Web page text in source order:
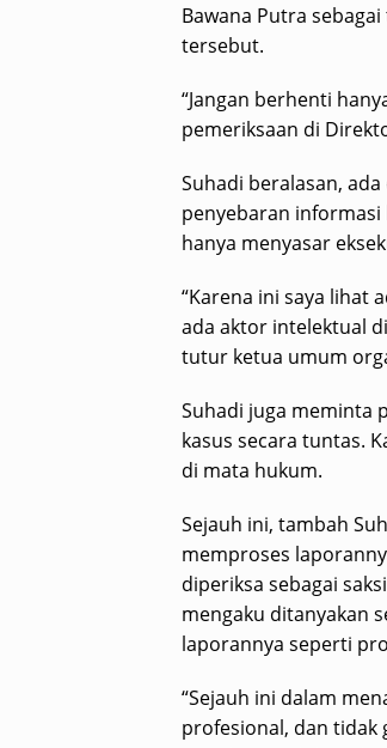
Bawana Putra
tersebut.
“Jangan berhenti
pemeriksaan di
Suhadi beralasan,
penyebaran informasi
hanya menyasar
“Karena ini saya lihat
ada aktor intelektual
tutur ketua umum
Suhadi juga meminta
kasus secara tuntas.
di mata hukum.
Sejauh ini, tambah
memproses
diperiksa sebagai
mengaku ditanyakan
laporannya seperti
“Sejauh ini dalam
profesional, dan tidak